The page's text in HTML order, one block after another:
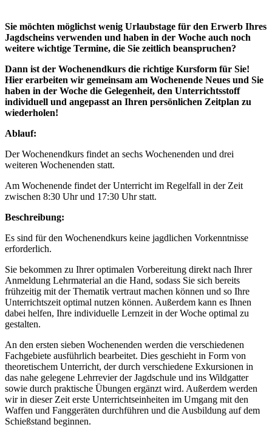
Sie möchten möglichst wenig Urlaubstage für den Erwerb Ihres
Jagdscheins verwenden und haben in der Woche auch noch
weitere wichtige Termine, die Sie zeitlich beanspruchen?
Dann ist der Wochenendkurs die richtige Kursform für Sie!
Hier erarbeiten wir gemeinsam am Wochenende Neues und Sie
haben in der Woche die Gelegenheit, den Unterrichtsstoff
individuell und angepasst an Ihren persönlichen Zeitplan zu
wiederholen!
Ablauf:
Der Wochenendkurs findet an sechs Wochenenden und drei
weiteren Wochenenden statt.
Am Wochenende findet der Unterricht im Regelfall in der Zeit
zwischen 8:30 Uhr und 17:30 Uhr statt.
Beschreibung:
Es sind für den Wochenendkurs keine jagdlichen Vorkenntnisse
erforderlich.
Sie bekommen zu Ihrer optimalen Vorbereitung direkt nach Ihrer
Anmeldung Lehrmaterial an die Hand, sodass Sie sich bereits
frühzeitig mit der Thematik vertraut machen können und so Ihre
Unterrichtszeit optimal nutzen können. Außerdem kann es Ihnen
dabei helfen, Ihre individuelle Lernzeit in der Woche optimal zu
gestalten.
An den ersten sieben Wochenenden werden die verschiedenen
Fachgebiete ausführlich bearbeitet. Dies geschieht in Form von
theoretischem Unterricht, der durch verschiedene Exkursionen in
das nahe gelegene Lehrrevier der Jagdschule und ins Wildgatter
sowie durch praktische Übungen ergänzt wird. Außerdem werden
wir in dieser Zeit erste Unterrichtseinheiten im Umgang mit den
Waffen und Fanggeräten durchführen und die Ausbildung auf dem
Schießstand beginnen.